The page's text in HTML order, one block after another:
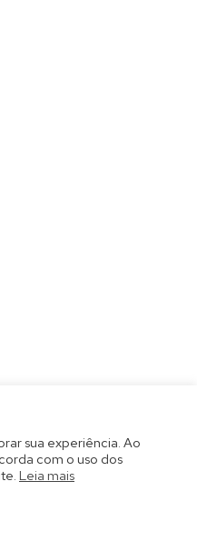
sua experiência. Ao
com o uso dos
Leia mais